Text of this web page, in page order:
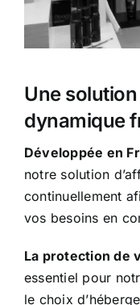
Une
dynamique
Développée en
notre solution
continuellement
vos besoins en
La protection de
essentiel pour
le choix